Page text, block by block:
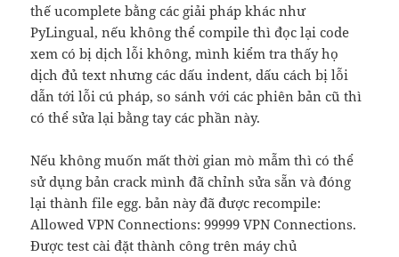
thế ucomplete bằng các giải pháp khác như
PyLingual, nếu không thể compile thì đọc lại code
xem có bị dịch lỗi không, mình kiểm tra thấy họ
dịch đủ text nhưng các dấu indent, dấu cách bị lỗi
dẫn tới lỗi cú pháp, so sánh với các phiên bản cũ thì
có thể sửa lại bằng tay các phần này.
Nếu không muốn mất thời gian mò mẫm thì có thể
sử dụng bản crack mình đã chỉnh sửa sẵn và đóng
lại thành file egg. bản này đã được recompile:
Allowed VPN Connections: 99999 VPN Connections.
Được test cài đặt thành công trên máy chủ